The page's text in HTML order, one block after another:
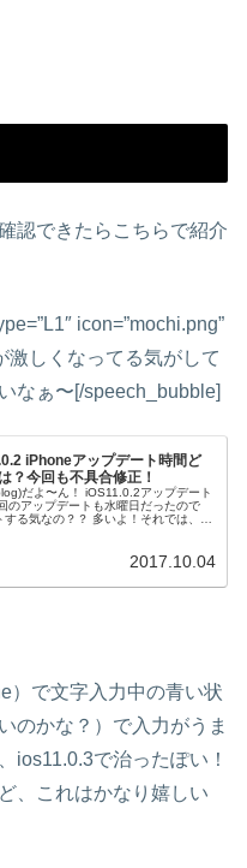
認できたらこちらで紹介
icon=”mochi.png”
激しくなってる気がして
なぁ〜[/speech_bubble]
iPhoneアップデート時間ど
？今回も不具合修正！
だよ〜ん！ iOS11.0.2アップデート
のアップデートも水曜日だったので
る気なの？？ 多いよ！それでは、さ
2017.10.04
）で文字入力中の青い状
のかな？）で入力がうま
ios11.0.3で治ったぽい！
、これはかなり嬉しい